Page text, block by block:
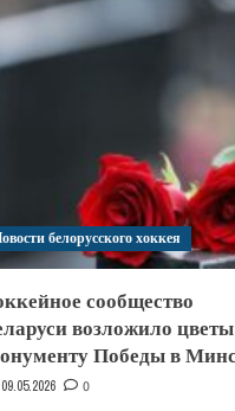
белорусского хоккея
сообщество
возложило
Победы в
09.05.2026 0